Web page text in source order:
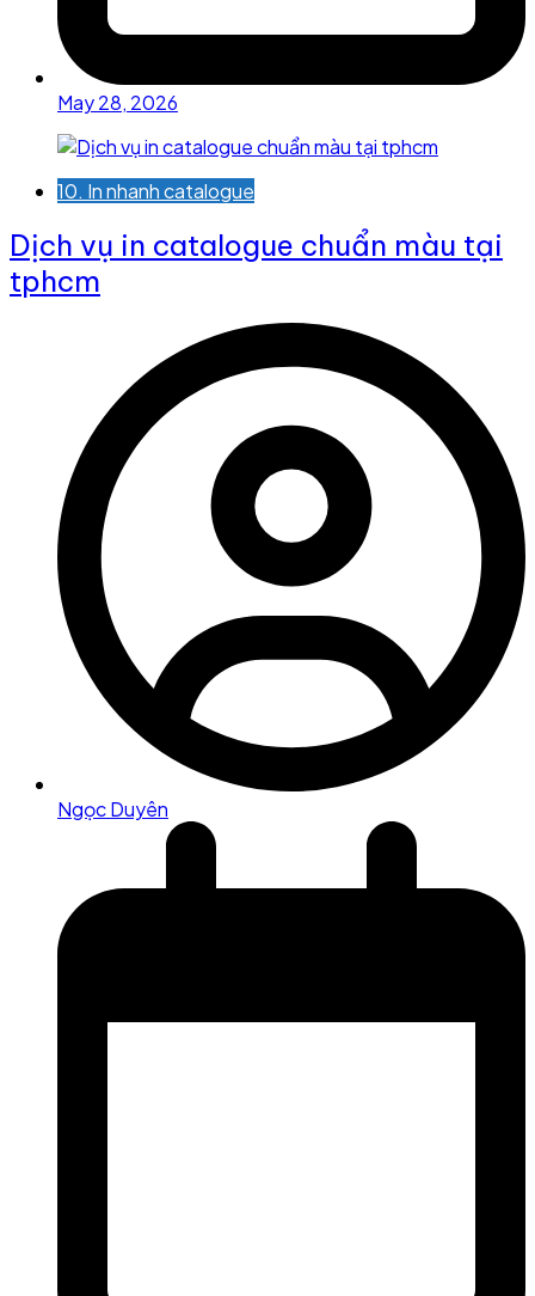
May 28, 2026
10. In nhanh catalogue
Dịch vụ in catalogue chuẩn màu tại
tphcm
Ngọc Duyên